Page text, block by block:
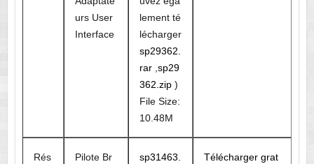
urs User
Interface
lement té
lécharger
sp29362.
rar, sp29
362.zip)
File Size:
10.48M
Rés
Pilote Br
sp31463.
Télécharger grat